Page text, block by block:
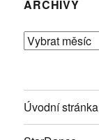
ARCHIVY
Archivy
Úvodní stránka